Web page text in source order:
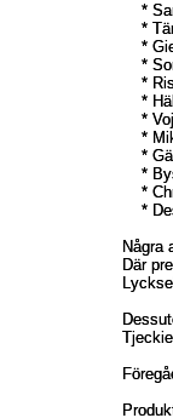
*
*
*
*
*
*
*
*
*
*
*
*
Några
Där
*
*
*
*
*
*
*
*
*
*
*
*
Några
Där